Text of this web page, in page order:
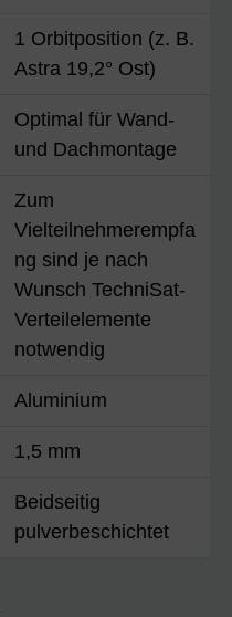
1 Orbitposition (z. B.
Astra 19,2° Ost)
Optimal für Wand-
und Dachmontage
Zum
Vielteilnehmerempfa
ng sind je nach
Wunsch TechniSat-
Verteilelemente
notwendig
Aluminium
1,5 mm
Beidseitig
pulverbeschichtet